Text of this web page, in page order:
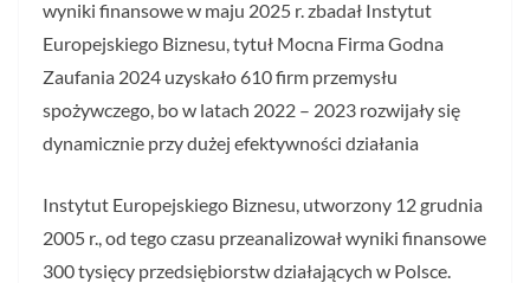
wyniki finansowe w maju 2025 r. zbadał Instytut
Europejskiego Biznesu, tytuł Mocna Firma Godna
Zaufania 2024 uzyskało 610 firm przemysłu
spożywczego, bo w latach 2022 – 2023 rozwijały się
dynamicznie przy dużej efektywności działania
Instytut Europejskiego Biznesu, utworzony 12 grudnia
2005 r., od tego czasu przeanalizował wyniki finansowe
300 tysięcy przedsiębiorstw działających w Polsce.